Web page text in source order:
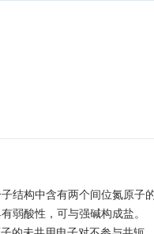
结构中含有两个间位氮原子
弱酸性，可与强碱构成盐。